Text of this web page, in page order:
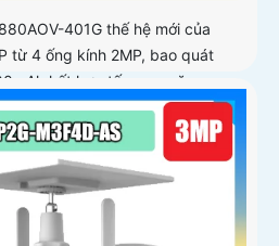
401G thế hệ mới của
từ 4 ống kính 2MP, bao quát
kết hợp tấm sạc năng
trì hoạt động ổn định